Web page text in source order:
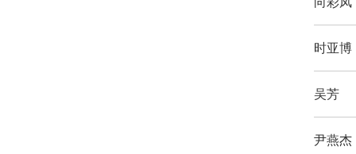
时亚博
吴芳
尹燕杰